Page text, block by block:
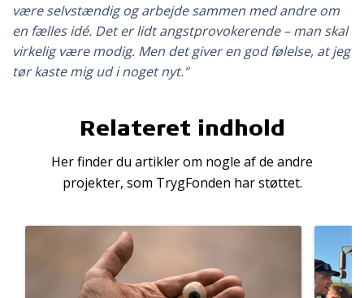
være selvstændig og arbejde sammen med andre om
en fælles idé. Det er lidt angstprovokerende – man skal
virkelig være modig. Men det giver en god følelse, at jeg
tør kaste mig ud i noget nyt."
Relateret indhold
Her finder du artikler om nogle af de andre
projekter, som TrygFonden har støttet.